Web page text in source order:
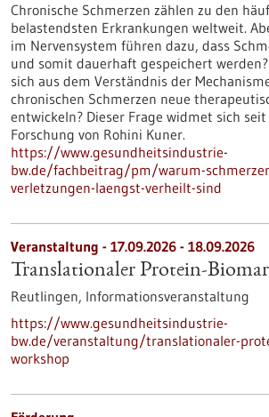
Chronische Schmerzen zählen zu den
belastendsten Erkrankungen weltweit.
im Nervensystem führen dazu, dass
und somit dauerhaft gespeichert
sich aus dem Verständnis der
chronischen Schmerzen neue
entwickeln? Dieser Frage widmet sich
Forschung von Rohini Kuner.
https://www.gesundheitsindustrie-
bw.de/fachbeitrag/pm/warum-
verletzungen-laengst-verheilt-sind
Veranstaltung - 17.09.2026 - 18.09.2026
Translationaler Protein-
Reutlingen, Informationsveranstaltung
https://www.gesundheitsindustrie-
bw.de/veranstaltung/translationaler-
workshop